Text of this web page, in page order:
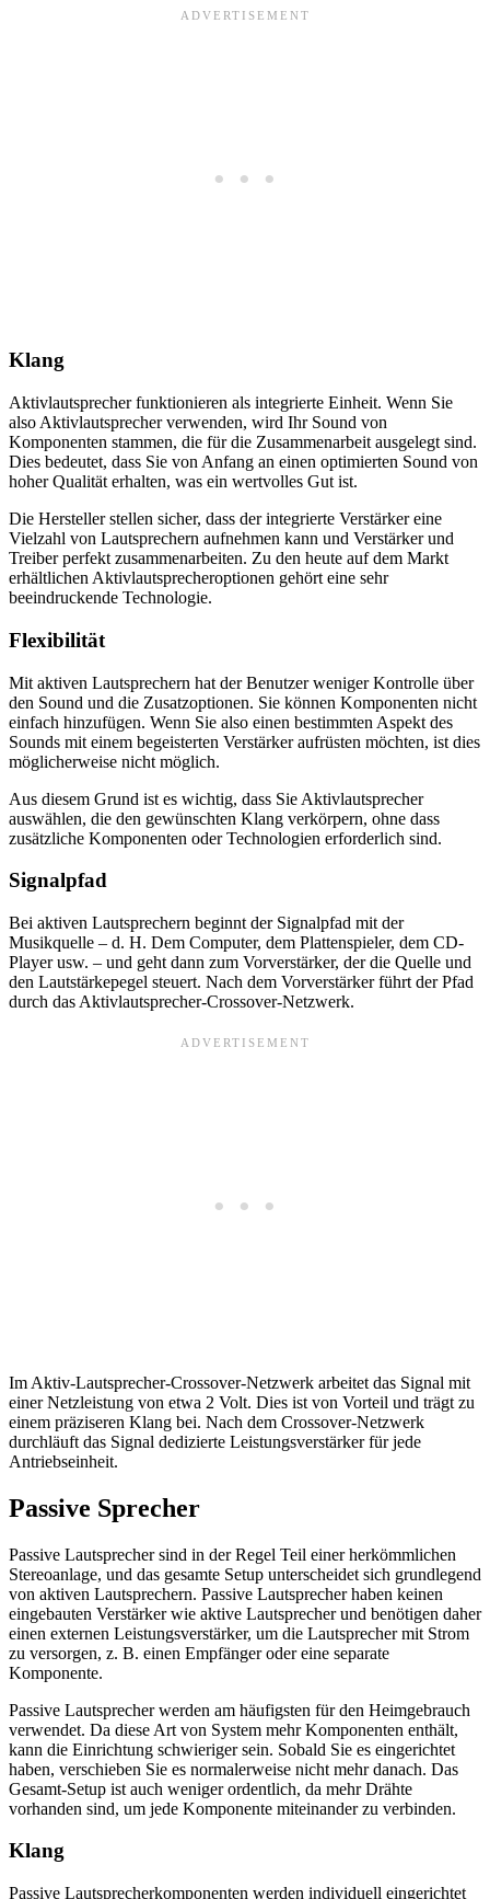
Klang
Aktivlautsprecher funktionieren als integrierte Einheit. Wenn Sie
also Aktivlautsprecher verwenden, wird Ihr Sound von
Komponenten stammen, die für die Zusammenarbeit ausgelegt sind.
Dies bedeutet, dass Sie von Anfang an einen optimierten Sound von
hoher Qualität erhalten, was ein wertvolles Gut ist.
Die Hersteller stellen sicher, dass der integrierte Verstärker eine
Vielzahl von Lautsprechern aufnehmen kann und Verstärker und
Treiber perfekt zusammenarbeiten. Zu den heute auf dem Markt
erhältlichen Aktivlautsprecheroptionen gehört eine sehr
beeindruckende Technologie.
Flexibilität
Mit aktiven Lautsprechern hat der Benutzer weniger Kontrolle über
den Sound und die Zusatzoptionen. Sie können Komponenten nicht
einfach hinzufügen. Wenn Sie also einen bestimmten Aspekt des
Sounds mit einem begeisterten Verstärker aufrüsten möchten, ist dies
möglicherweise nicht möglich.
Aus diesem Grund ist es wichtig, dass Sie Aktivlautsprecher
auswählen, die den gewünschten Klang verkörpern, ohne dass
zusätzliche Komponenten oder Technologien erforderlich sind.
Signalpfad
Bei aktiven Lautsprechern beginnt der Signalpfad mit der
Musikquelle – d. H. Dem Computer, dem Plattenspieler, dem CD-
Player usw. – und geht dann zum Vorverstärker, der die Quelle und
den Lautstärkepegel steuert. Nach dem Vorverstärker führt der Pfad
durch das Aktivlautsprecher-Crossover-Netzwerk.
Im Aktiv-Lautsprecher-Crossover-Netzwerk arbeitet das Signal mit
einer Netzleistung von etwa 2 Volt. Dies ist von Vorteil und trägt zu
einem präziseren Klang bei. Nach dem Crossover-Netzwerk
durchläuft das Signal dedizierte Leistungsverstärker für jede
Antriebseinheit.
Passive Sprecher
Passive Lautsprecher sind in der Regel Teil einer herkömmlichen
Stereoanlage, und das gesamte Setup unterscheidet sich grundlegend
von aktiven Lautsprechern. Passive Lautsprecher haben keinen
eingebauten Verstärker wie aktive Lautsprecher und benötigen daher
einen externen Leistungsverstärker, um die Lautsprecher mit Strom
zu versorgen, z. B. einen Empfänger oder eine separate
Komponente.
Passive Lautsprecher werden am häufigsten für den Heimgebrauch
verwendet. Da diese Art von System mehr Komponenten enthält,
kann die Einrichtung schwieriger sein. Sobald Sie es eingerichtet
haben, verschieben Sie es normalerweise nicht mehr danach. Das
Gesamt-Setup ist auch weniger ordentlich, da mehr Drähte
vorhanden sind, um jede Komponente miteinander zu verbinden.
Klang
Passive Lautsprecherkomponenten werden individuell eingerichtet